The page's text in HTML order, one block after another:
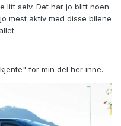
litt selv. Det har jo blitt noen
mest aktiv med disse bilene
for min del her inne.